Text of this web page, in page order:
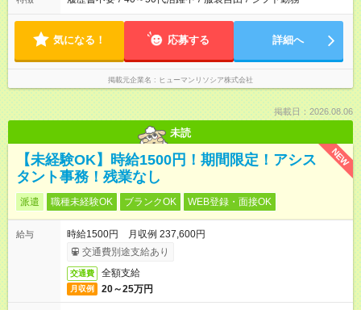
気になる！ 応募する 詳細へ
掲載元企業名 ヒューマンリソシア株式会社
掲載日：2026.08.06
未読
NEW
【未経験OK】時給1500円！期間限定！アシス
タント事務！残業なし
派遣 職種未経験OK ブランクOK WEB登録・面接OK
給与
時給1500円 月収例 237,600円
交通費別途支給あり
交通費 全額支給
月収例 20～25万円